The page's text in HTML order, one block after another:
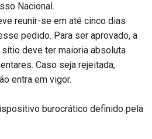
Nacional.
reunir-se em até cinco dias
pedido. Para ser aprovado, a
deve ter maioria absoluta
Caso seja rejeitada,
entra em vigor.
burocrático definido pela